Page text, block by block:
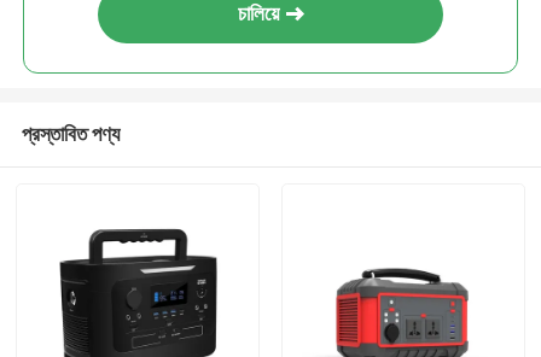
চালিয়ে
প্রস্তাবিত পণ্য